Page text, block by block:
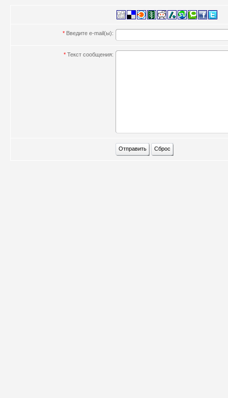
* Введите e-mail(ы):
* Текст сообщения: